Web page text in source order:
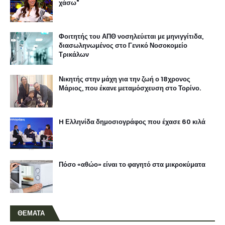
χάσω"
Φοιτητής του ΑΠΘ νοσηλεύεται με μηνιγγίτιδα,
διασωληνωμένος στο Γενικό Νοσοκομείο
Τρικάλων
Νικητής στην μάχη για την ζωή ο 18χρονος
Μάριος, που έκανε μεταμόσχευση στο Τορίνο.
H Ελληνίδα δημοσιογράφος που έχασε 60 κιλά
Πόσο «αθώο» είναι το φαγητό στα μικροκύματα
ΘΕΜΑΤΑ